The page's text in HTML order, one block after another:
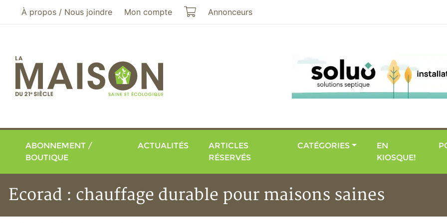
Aller au menu principal
Aller au contenu principal
À propos / Nous joindre Mon compte Mon panier
Annonceurs
ABONNEMENT /
BOUTIQUE
ACTUALITÉS
ARTICLES
RÉSERVÉS
CATÉGORIES
EN
KIOSQUE!
Ecorad : chauffage durable pour maisons saines